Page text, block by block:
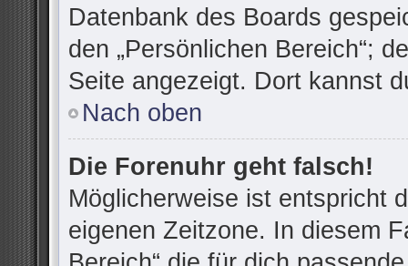
Datenbank des Boards
den „Persönlichen Bereich“;
Seite angezeigt. Dort kannst
Nach oben
Die Forenuhr geht falsch!
Möglicherweise ist entspricht
eigenen Zeitzone. In diesem